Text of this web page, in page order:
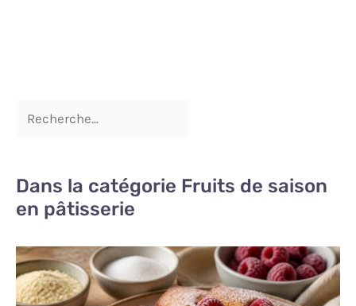
Dans la catégorie Fruits de saison
en pâtisserie